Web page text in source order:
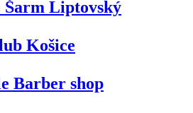
Liptovský
Košice
Barber shop